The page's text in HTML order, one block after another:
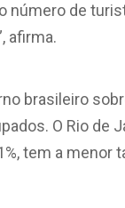
número de
afirma.
brasileiro
O Rio de
tem a menor